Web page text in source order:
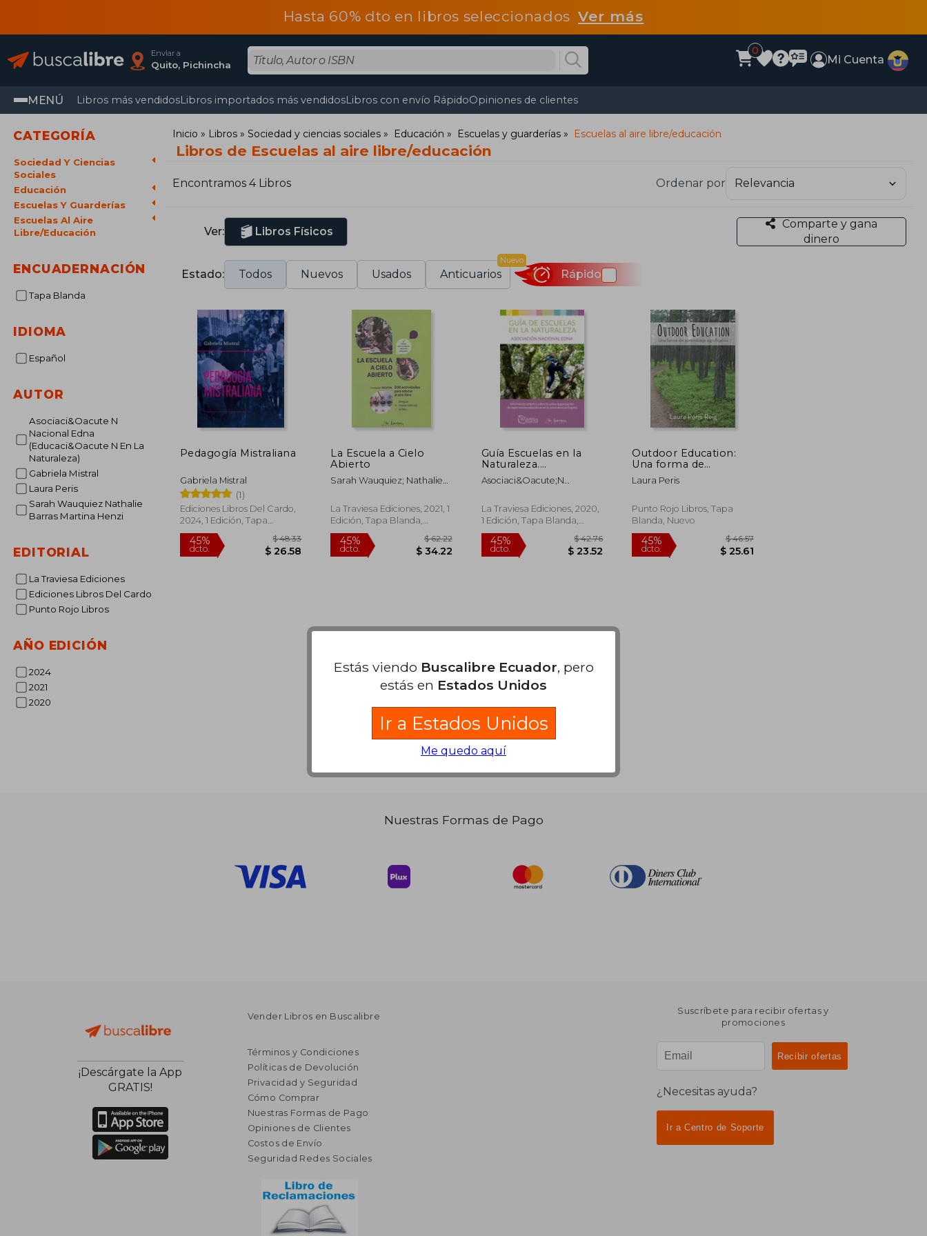
Hasta 60% dto en libros seleccionadosVer más
Enviar a
Quito, Pichincha
0
Mi Cuenta
MENÚ Libros más vendidosLibros importados más vendidosLibros con envío RápidoOpiniones de clientes
CATEGORÍA
Sociedad Y Ciencias
Sociales
Educación
Escuelas Y Guarderías
Escuelas Al Aire
Libre/Educación
ENCUADERNACIÓN
Tapa Blanda
IDIOMA
Español
AUTOR
Asociaci&Oacute N
Nacional Edna
(Educaci&Oacute N En La
Naturaleza)
Gabriela Mistral
Laura Peris
Sarah Wauquiez Nathalie
Barras Martina Henzi
EDITORIAL
La Traviesa Ediciones
Ediciones Libros Del Cardo
Punto Rojo Libros
AÑO EDICIÓN
2024
2021
2020
Inicio Libros Sociedad y ciencias sociales Educación Escuelas y guarderías Escuelas al aire libre/educación
Libros de Escuelas al aire libre/educación
Encontramos 4 Libros Ordenar por
Ver: Libros Físicos
Comparte y gana
dinero
Estado: Todos Nuevos Usados Anticuarios
Nuevo
Rápido
Pedagogía Mistraliana
Gabriela Mistral
(1)
Ediciones Libros Del Cardo,
2024, 1 Edición, Tapa
Blanda, Nuevo
La Escuela a Cielo
Abierto
Sarah Wauquiez; Nathalie
La Traviesa Ediciones, 2021, 1
Edición, Tapa Blanda,
Nuevo
Guía Escuelas en la
Naturaleza.
Información Práctica
Sobre la Vida y
Experiencias
Educativas en la
Asociaci&Oacute;N
(Educaci&Oacute;N En La
Naturaleza)
La Traviesa Ediciones, 2020,
1 Edición, Tapa Blanda,
Nuevo
Outdoor Education:
Una forma de
aprendizaje
significativo (Spanish
Laura Peris
Punto Rojo Libros, Tapa
Blanda, Nuevo
Nuestras Formas de Pago
¡Descárgate la App
GRATIS!
Vender Libros en Buscalibre
Términos y Condiciones
Políticas de Devolución
Privacidad y Seguridad
Cómo Comprar
Nuestras Formas de Pago
Opiniones de Clientes
Costos de Envío
Seguridad Redes Sociales
Suscríbete para recibir ofertas y
promociones
¿Necesitas ayuda?
Ir a Centro de Soporte
Estás viendo Buscalibre Ecuador, pero
estás en Estados Unidos
Ir a Estados Unidos
Me quedo aquí